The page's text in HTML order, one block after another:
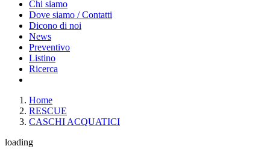
Chi siamo
Dove siamo / Contatti
Dicono di noi
News
Preventivo
Listino
Ricerca
Home
RESCUE
CASCHI ACQUATICI
loading